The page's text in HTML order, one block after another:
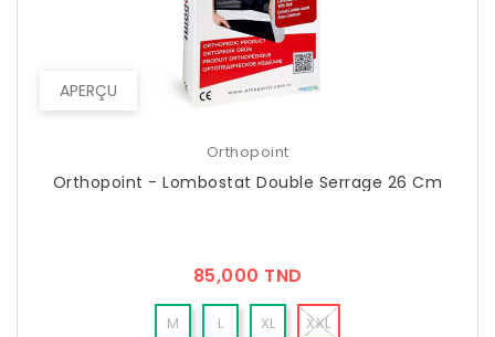
APERÇU
Orthopoint
Orthopoint - Lombostat Double Serrage 26 Cm
85,000 TND
M L XL XXL